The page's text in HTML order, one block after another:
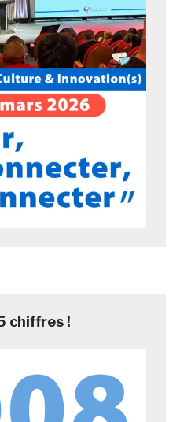
chiffres !